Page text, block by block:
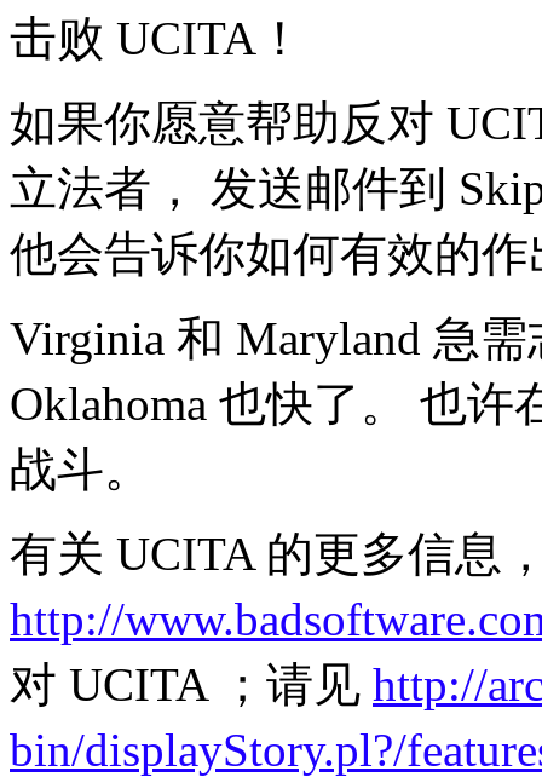
击败 UCITA！
如果你愿意帮助反对
立法者， 发送邮件到
他会告诉你如何有效的
Virginia 和 Maryland 急
Oklahoma 也快了。 也
战斗。
有关 UCITA 的更多信息
http://
对 UCITA ；请见 http://
bin/displayStory.pl?/